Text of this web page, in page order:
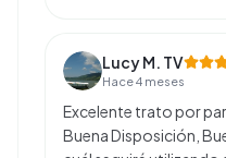
Lucy M. TV
Hace 4 meses
Excelente trato por
Buena Disposición,